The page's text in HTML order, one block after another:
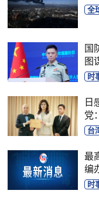
全
国
图
时
日
党
台
最
编
时